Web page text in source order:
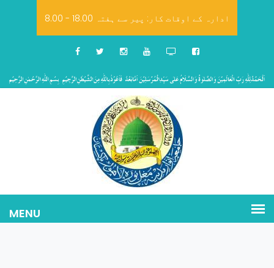
8.00 - 18.00 ادارہ کے اوقات کار: پیر سے ہفتہ